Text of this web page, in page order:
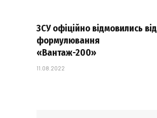
ЗСУ офіційно відмовились від
формулювання
«Вантаж-200»
11.08.2022